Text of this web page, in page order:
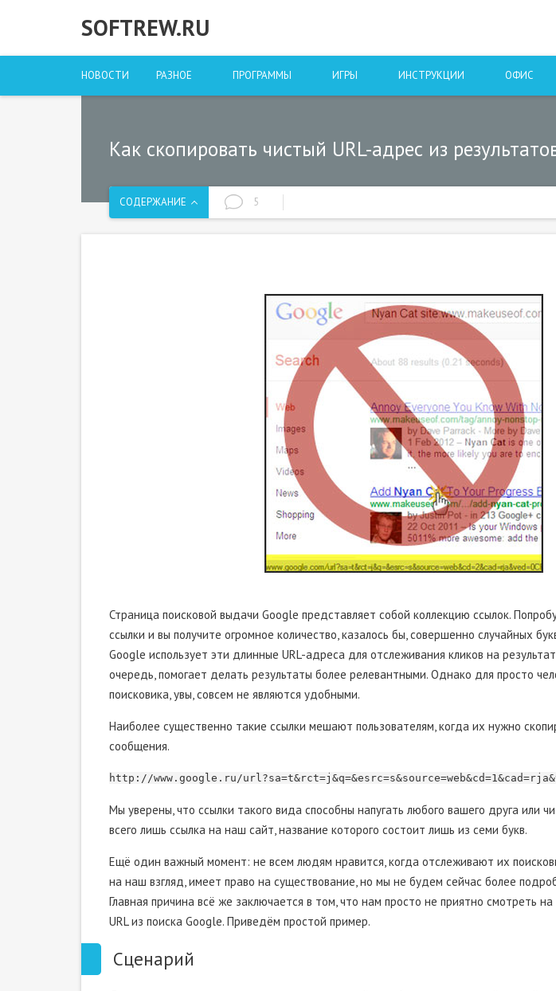
SOFTREW.RU
НОВОСТИ РАЗНОЕ ПРОГРАММЫ ИГРЫ ИНСТРУКЦИИ ОФИС
Как скопировать чистый URL-адрес из
СОДЕРЖАНИЕ 5
Страница поисковой выдачи Google представляет собой коллекцию ссылок.
ссылки и вы получите огромное количество, казалось бы, совершенно случайных
Google использует эти длинные URL-адреса для отслеживания кликов на
очередь, помогает делать результаты более релевантными. Однако для просто
поисковика, увы, совсем не являются удобными.
Наиболее существенно такие ссылки мешают пользователям, когда их нужно
сообщения.
http://www.google.ru/
Мы уверены, что ссылки такого вида способны напугать любого вашего друга или
всего лишь ссылка на наш сайт, название которого состоит лишь из семи букв.
Ещё один важный момент: не всем людям нравится, когда отслеживают их
на наш взгляд, имеет право на существование, но мы не будем сейчас более
Главная причина всё же заключается в том, что нам просто не приятно смотреть
URL из поиска Google. Приведём простой пример.
Сценарий